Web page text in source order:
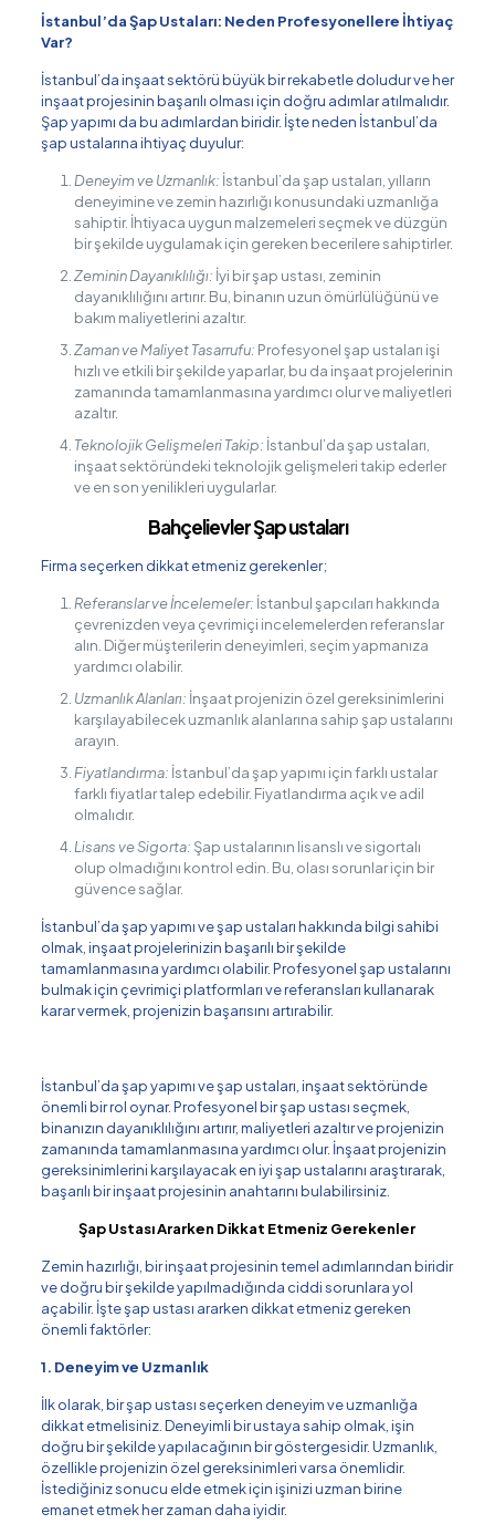
İstanbul’da Şap Ustaları: Neden Profesyonellere İhtiyaç
Var?
İstanbul’da inşaat sektörü büyük bir rekabetle doludur ve her
inşaat projesinin başarılı olması için doğru adımlar atılmalıdır.
Şap yapımı da bu adımlardan biridir. İşte neden İstanbul’da
şap ustalarına ihtiyaç duyulur:
Deneyim ve Uzmanlık: İstanbul’da şap ustaları, yılların
deneyimine ve zemin hazırlığı konusundaki uzmanlığa
sahiptir. İhtiyaca uygun malzemeleri seçmek ve düzgün
bir şekilde uygulamak için gereken becerilere sahiptirler.
Zeminin Dayanıklılığı: İyi bir şap ustası, zeminin
dayanıklılığını artırır. Bu, binanın uzun ömürlülüğünü ve
bakım maliyetlerini azaltır.
Zaman ve Maliyet Tasarrufu: Profesyonel şap ustaları işi
hızlı ve etkili bir şekilde yaparlar, bu da inşaat projelerinin
zamanında tamamlanmasına yardımcı olur ve maliyetleri
azaltır.
Teknolojik Gelişmeleri Takip: İstanbul’da şap ustaları,
inşaat sektöründeki teknolojik gelişmeleri takip ederler
ve en son yenilikleri uygularlar.
Bahçelievler Şap ustaları
Firma seçerken dikkat etmeniz gerekenler;
Referanslar ve İncelemeler: İstanbul şapcıları hakkında
çevrenizden veya çevrimiçi incelemelerden referanslar
alın. Diğer müşterilerin deneyimleri, seçim yapmanıza
yardımcı olabilir.
Uzmanlık Alanları: İnşaat projenizin özel gereksinimlerini
karşılayabilecek uzmanlık alanlarına sahip şap ustalarını
arayın.
Fiyatlandırma: İstanbul’da şap yapımı için farklı ustalar
farklı fiyatlar talep edebilir. Fiyatlandırma açık ve adil
olmalıdır.
Lisans ve Sigorta: Şap ustalarının lisanslı ve sigortalı
olup olmadığını kontrol edin. Bu, olası sorunlar için bir
güvence sağlar.
İstanbul’da şap yapımı ve şap ustaları hakkında bilgi sahibi
olmak, inşaat projelerinizin başarılı bir şekilde
tamamlanmasına yardımcı olabilir. Profesyonel şap ustalarını
bulmak için çevrimiçi platformları ve referansları kullanarak
karar vermek, projenizin başarısını artırabilir.
İstanbul’da şap yapımı ve şap ustaları, inşaat sektöründe
önemli bir rol oynar. Profesyonel bir şap ustası seçmek,
binanızın dayanıklılığını artırır, maliyetleri azaltır ve projenizin
zamanında tamamlanmasına yardımcı olur. İnşaat projenizin
gereksinimlerini karşılayacak en iyi şap ustalarını araştırarak,
başarılı bir inşaat projesinin anahtarını bulabilirsiniz.
Şap Ustası Ararken Dikkat Etmeniz Gerekenler
Zemin hazırlığı, bir inşaat projesinin temel adımlarından biridir
ve doğru bir şekilde yapılmadığında ciddi sorunlara yol
açabilir. İşte şap ustası ararken dikkat etmeniz gereken
önemli faktörler:
1. Deneyim ve Uzmanlık
İlk olarak, bir şap ustası seçerken deneyim ve uzmanlığa
dikkat etmelisiniz. Deneyimli bir ustaya sahip olmak, işin
doğru bir şekilde yapılacağının bir göstergesidir. Uzmanlık,
özellikle projenizin özel gereksinimleri varsa önemlidir.
İstediğiniz sonucu elde etmek için işinizi uzman birine
emanet etmek her zaman daha iyidir.